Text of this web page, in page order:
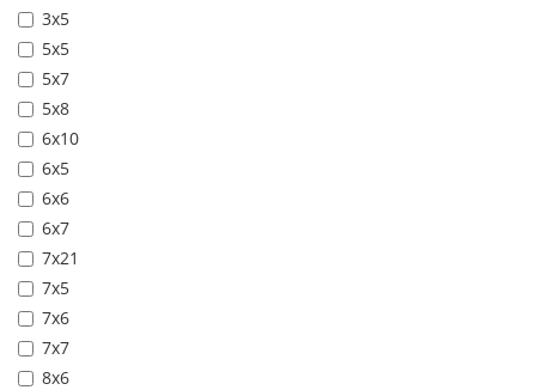
3х5
5х5
5х7
5х8
6х10
6х5
6х6
6х7
7х21
7х5
7х6
7х7
8х6